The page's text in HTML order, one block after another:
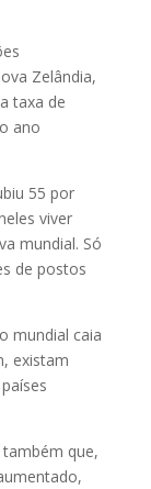
Zelândia,
taxa de
ano
55 por
viver
mundial. Só
de postos
mundial caia
existam
que,